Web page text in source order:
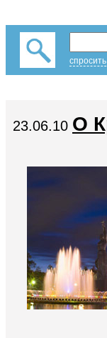
23.06.10 О